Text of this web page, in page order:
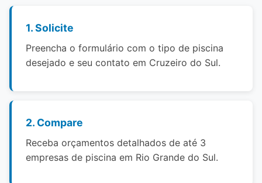
1. Solicite
Preencha o formulário com o tipo de piscina
desejado e seu contato em Cruzeiro do Sul.
2. Compare
Receba orçamentos detalhados de até 3
empresas de piscina em Rio Grande do Sul.